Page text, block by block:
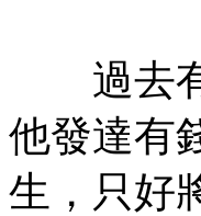
過去有
他發達有
生，只好